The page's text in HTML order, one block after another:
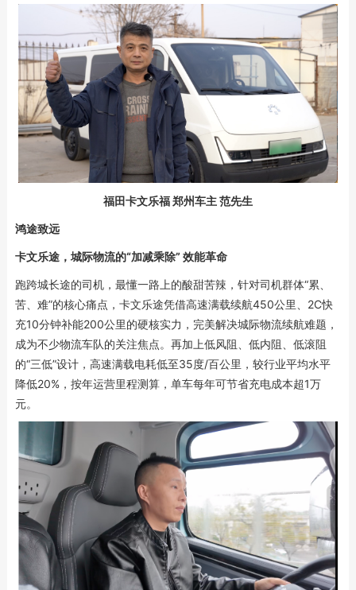
福田卡文乐福 郑州车主 范先生
鸿途致远
卡文乐途，城际物流的“加减乘除” 效能革命
跑跨城长途的司机，最懂一路上的酸甜苦辣，针对司机群体“累、
苦、难”的核心痛点，卡文乐途凭借高速满载续航450公里、2C快
充10分钟补能200公里的硬核实力，完美解决城际物流续航难题，
成为不少物流车队的关注焦点。再加上低风阻、低内阻、低滚阻
的“三低”设计，高速满载电耗低至35度/百公里，较行业平均水平
降低20%，按年运营里程测算，单车每年可节省充电成本超1万
元。